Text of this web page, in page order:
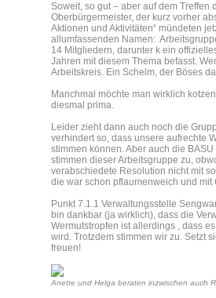
Soweit, so gut – aber auf dem Treffen
Oberbürgermeister, der kurz vorher
Aktionen und Aktivitäten“ mündeten
allumfassenden Namen:
14 Mitgliedern, darunter k ein
Jahren mit diesem Thema befasst.
Arbeitskreis. Ein Schelm, der Böses
Manchmal möchte man wirklich
diesmal prima.
Leider zieht dann auch noch die
verhindert so, dass unsere aufrechte
stimmen können. Aber auch die
stimmen dieser Arbeitsgruppe zu,
verabschiedete Resolution nicht mit
die war schon pflaumenweich und mit
Punkt 7.1.1 Verwaltungsstelle
bin dankbar (ja wirklich), dass die
Wermutstropfen ist allerdings , dass
wird. Trotzdem stimmen wir zu. Setzt
freuen!
Anette und Helga beraten inzwischen auch